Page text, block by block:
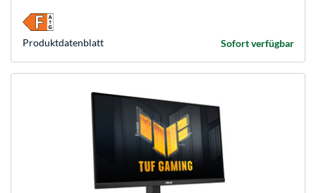
Sofort verfügbar
Produkt­datenblatt